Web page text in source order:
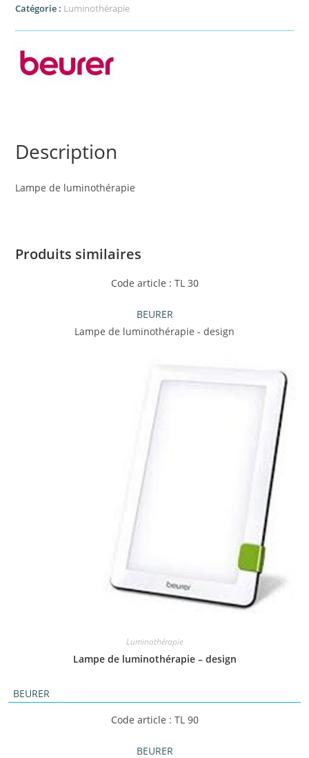
Catégorie : Luminothérapie
Description
Lampe de luminothérapie
Produits similaires
Code article : TL 30
BEURER
Lampe de luminothérapie - design
Luminothérapie
Lampe de luminothérapie – design
BEURER
Code article : TL 90
BEURER